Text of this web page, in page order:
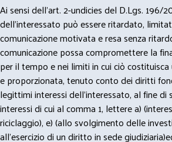
Ai sensi dell’art. 2-undicies del D.Lgs. 196/
dell’interessato può essere ritardato,
comunicazione motivata e resa senza
comunicazione possa compromettere la
per il tempo e nei limiti in cui ciò costituisca
e proporzionata, tenuto conto dei diritti
legittimi interessi dell’interessato, al fine di
interessi di cui al comma 1, lettere a)
riciclaggio), e) (allo svolgimento delle
all’esercizio di un diritto in sede